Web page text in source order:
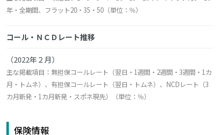
年・全期間、フラット20・35・50（単位：％）
コール・ＮＣＤレート推移
（2022年２月）
主な掲載項目：無担保コールレート（翌日・1週間・2週間・3週間・1カ
月・トムネ）、有担保コールレート（翌日・トムネ）、NCDレート（3
カ月新発・1カ月新発・スポネ現先）（単位：％）
保険情報